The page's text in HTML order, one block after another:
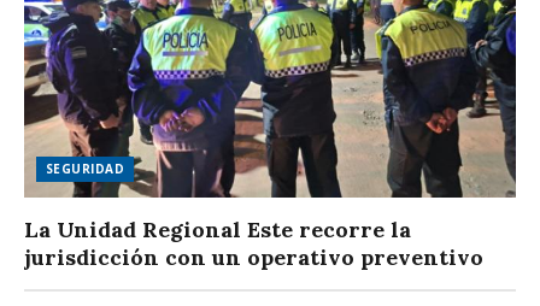
SEGURIDAD
La Unidad Regional Este recorre la
jurisdicción con un operativo preventivo